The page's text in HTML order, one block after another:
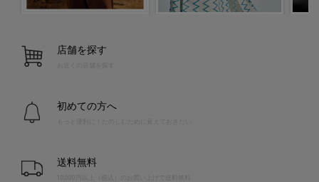
店舗を探す
お近くの店舗を探す
初めての方へ
送料無料
10,000円以上（税込）のお買い上げで送料無料